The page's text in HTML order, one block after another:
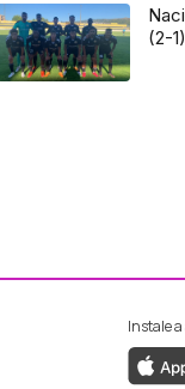
(2-1)
da RTP
da
Instale